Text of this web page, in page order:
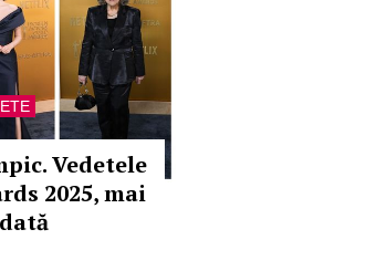
Vedetele
2025, mai